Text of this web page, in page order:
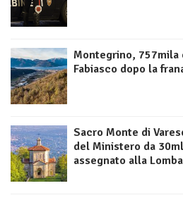
Montegrino,
Fabiasco dopo la
Sacro Monte di
del Ministero da
assegnato alla